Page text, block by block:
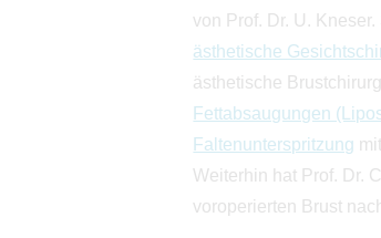
von Prof. Dr. U.
ästhetische
ästhetische
Fettabsaugungen
Faltenunterspritzung
Weiterhin hat Prof. Dr.
voroperierten Brust